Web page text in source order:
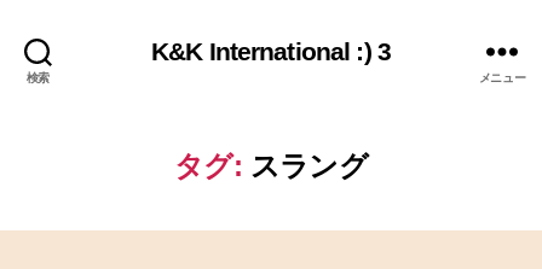
検索
K&K International :) 3
メニュー
タグ: スラング